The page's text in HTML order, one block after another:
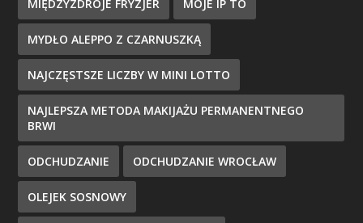
MIĘDZYZDROJE FRYZJER MOJE IP TO
MYDŁO ALEPPO Z CZARNUSZKĄ
NAJCZĘSTSZE LICZBY W MINI LOTTO
NAJLEPSZA METODA MAKIJAŻU PERMANENTNEGO
BRWI
ODCHUDZANIE ODCHUDZANIE WROCŁAW
OLEJEK SOSNOWY